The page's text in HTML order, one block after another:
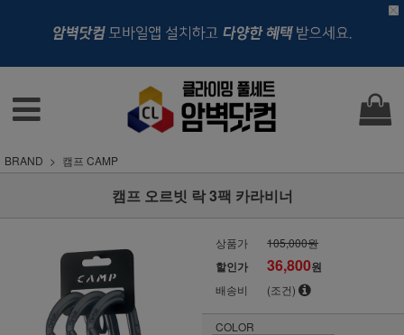
BRAND 캠프 CAMP
캠프 오르빗 락 3팩 카라비너
상품가 105,000원
할인가 36,800원
배송비 (조건)
COLOR